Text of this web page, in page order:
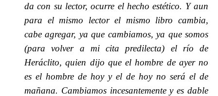
da con su lector, ocurre el hecho estético. Y aun
para el mismo lector el mismo libro cambia,
cabe agregar, ya que cambiamos, ya que somos
(para volver a mi cita predilecta) el río de
Heráclito, quien dijo que el hombre de ayer no
es el hombre de hoy y el de hoy no será el de
mañana. Cambiamos incesantemente y es dable